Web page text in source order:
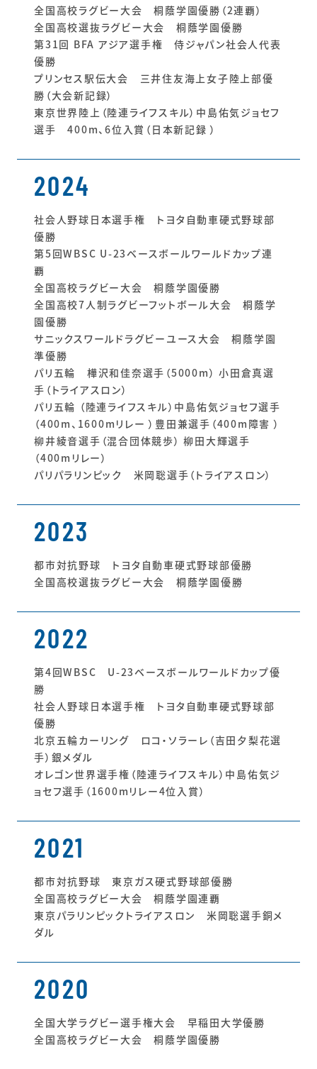
全国高校ラグビー大会 桐蔭学園優勝（2連覇）
全国高校選抜ラグビー大会 桐蔭学園優勝
第31回 BFA アジア選手権 侍ジャパン社会人代表
優勝
プリンセス駅伝大会 三井住友海上女子陸上部優
勝（大会新記録）
東京世界陸上（陸連ライフスキル）中島佑気ジョセフ
選手 400m、6位入賞（日本新記録 ）
2024
社会人野球日本選手権 トヨタ自動車硬式野球部
優勝
第5回WBSC U-23ベースボールワールドカップ連
覇
全国高校ラグビー大会 桐蔭学園優勝
全国高校7人制ラグビーフットボール大会 桐蔭学
園優勝
サニックスワールドラグビーユース大会 桐蔭学園
準優勝
パリ五輪 樺沢和佳奈選手（5000m） 小田倉真選
手（トライアスロン）
パリ五輪 （陸連ライフスキル）中島佑気ジョセフ選手
（400m、1600mリレー ）豊田兼選手（400m障害 ）
柳井綾音選手（混合団体競歩） 柳田大輝選手
（400mリレー）
パリパラリンピック 米岡聡選手（トライアスロン）
2023
都市対抗野球 トヨタ自動車硬式野球部優勝
全国高校選抜ラグビー大会 桐蔭学園優勝
2022
第4回WBSC U-23ベースボールワールドカップ優
勝
社会人野球日本選手権 トヨタ自動車硬式野球部
優勝
北京五輪カーリング ロコ・ソラーレ（吉田夕梨花選
手）銀メダル
オレゴン世界選手権（陸連ライフスキル）中島佑気ジ
ョセフ選手（1600mリレー4位入賞）
2021
都市対抗野球 東京ガス硬式野球部優勝
全国高校ラグビー大会 桐蔭学園連覇
東京パラリンピックトライアスロン 米岡聡選手銅メ
ダル
2020
全国大学ラグビー選手権大会 早稲田大学優勝
全国高校ラグビー大会 桐蔭学園優勝